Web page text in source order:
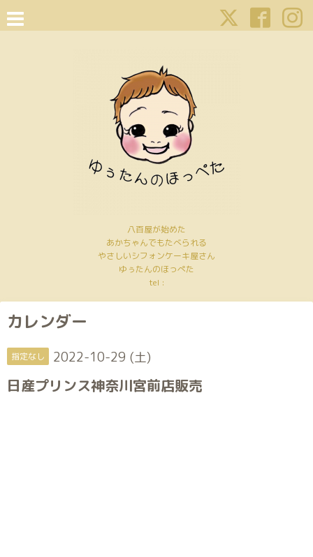
八百屋が始めた
あかちゃんでもたべられる
やさしいシフォンケーキ屋さん
ゆぅたんのほっぺた
tel :
カレンダー
指定なし 2022-10-29 (土)
日産プリンス神奈川宮前店販売